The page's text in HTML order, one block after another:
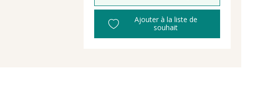
Ajouter à la liste de
souhait